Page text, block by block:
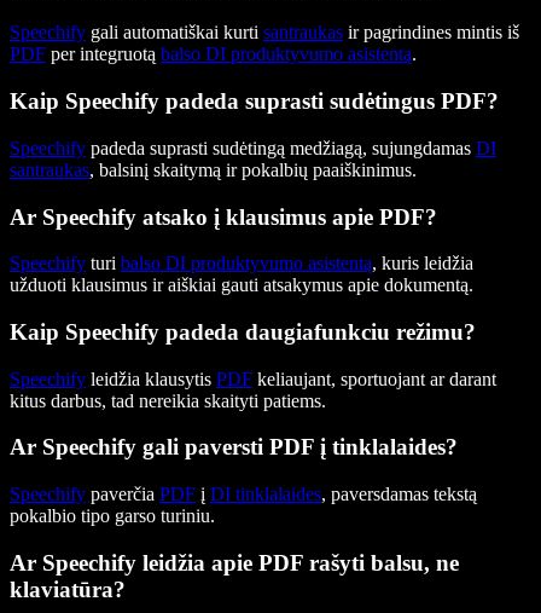
Speechify gali automatiškai kurti santraukas ir pagrindines mintis iš
PDF per integruotą balso DI produktyvumo asistentą.
Kaip Speechify padeda suprasti sudėtingus PDF?
Speechify padeda suprasti sudėtingą medžiagą, sujungdamas DI
santraukas, balsinį skaitymą ir pokalbių paaiškinimus.
Ar Speechify atsako į klausimus apie PDF?
Speechify turi balso DI produktyvumo asistentą, kuris leidžia
užduoti klausimus ir aiškiai gauti atsakymus apie dokumentą.
Kaip Speechify padeda daugiafunkciu režimu?
Speechify leidžia klausytis PDF keliaujant, sportuojant ar darant
kitus darbus, tad nereikia skaityti patiems.
Ar Speechify gali paversti PDF į tinklalaides?
Speechify paverčia PDF į DI tinklalaides, paversdamas tekstą
pokalbio tipo garso turiniu.
Ar Speechify leidžia apie PDF rašyti balsu, ne
klaviatūra?